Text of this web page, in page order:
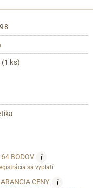
ks)
BODOV i
sa vyplatí
CENY i